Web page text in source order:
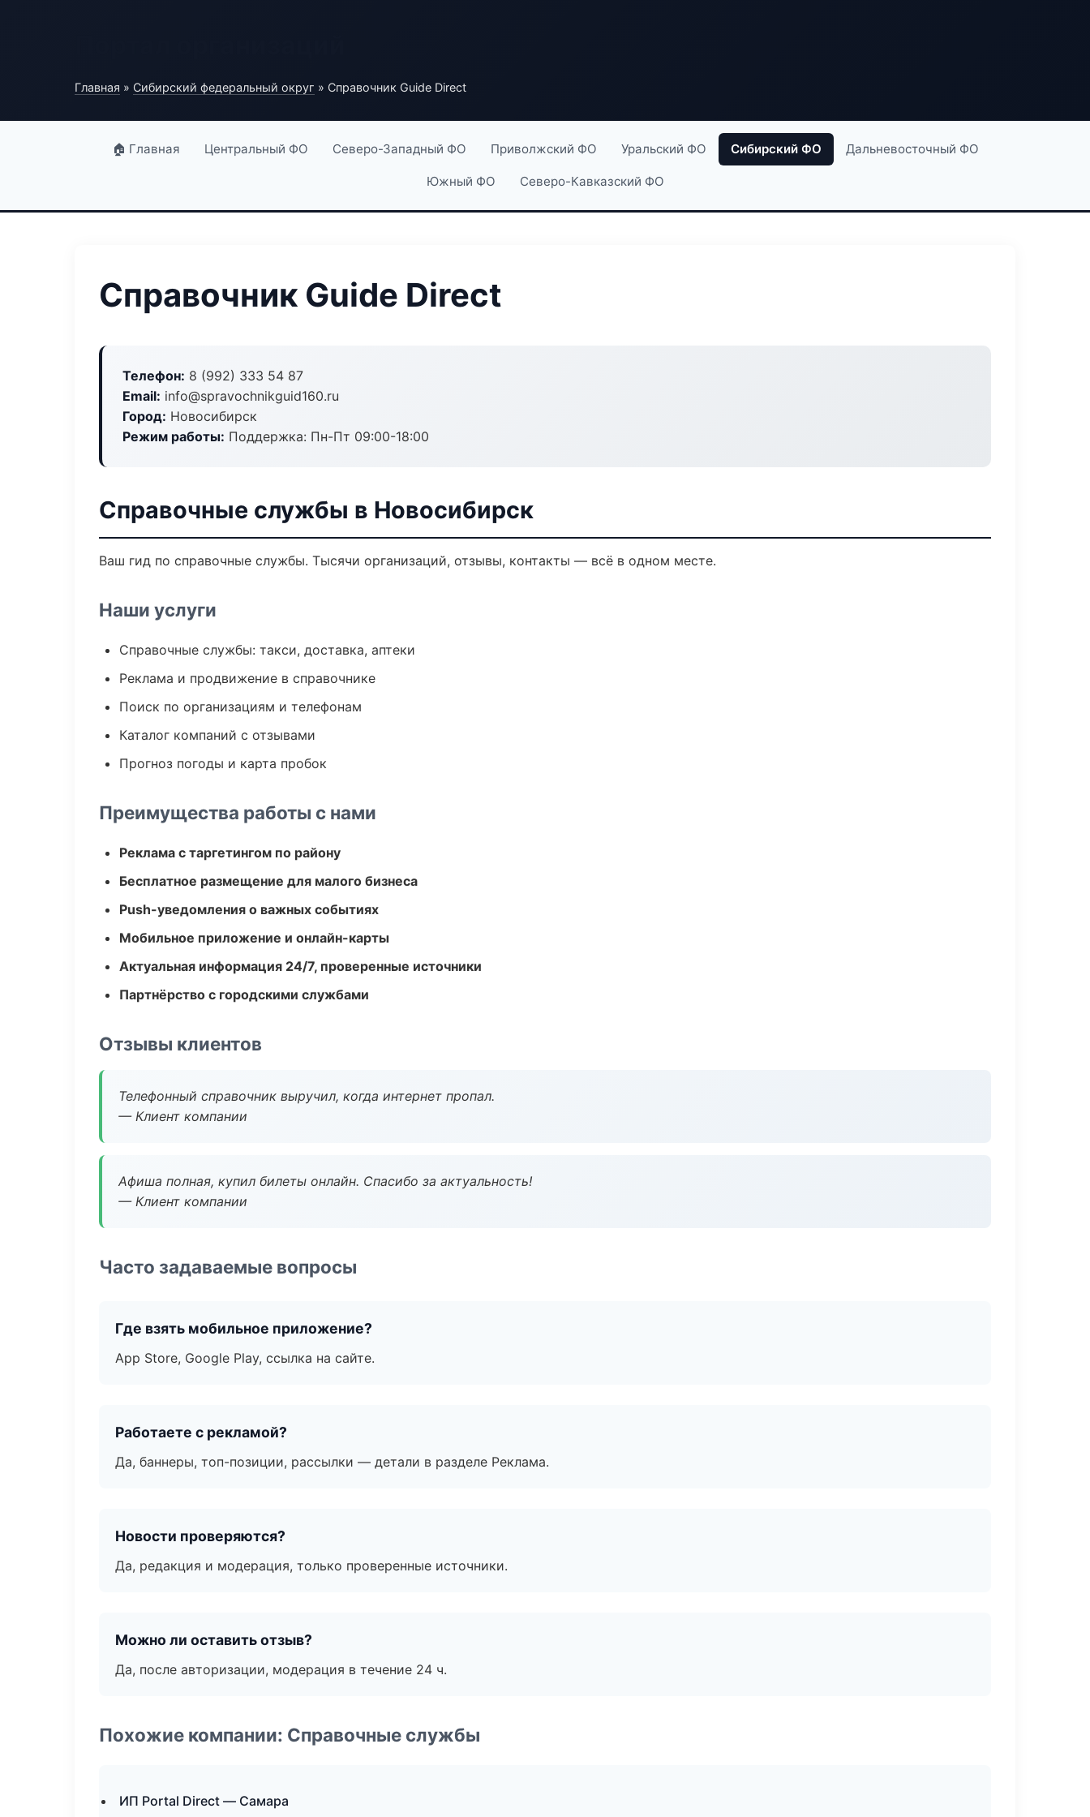
Главная » Сибирский федеральный округ » Справочник Guide Direct
🏠 Главная Центральный ФО Северо-Западный ФО Приволжский ФО Уральский ФО Сибирский ФО Дальневосточный ФО
Южный ФО Северо-Кавказский ФО
Справочник Guide Direct
Телефон: 8 (992) 333 54 87
Email: info@spravochnikguid160.ru
Город: Новосибирск
Режим работы: Поддержка: Пн-Пт 09:00-18:00
Справочные службы в Новосибирск
Ваш гид по справочные службы. Тысячи организаций, отзывы, контакты — всё в одном месте.
Наши услуги
Справочные службы: такси, доставка, аптеки
Реклама и продвижение в справочнике
Поиск по организациям и телефонам
Каталог компаний с отзывами
Прогноз погоды и карта пробок
Преимущества работы с нами
Реклама с таргетингом по району
Бесплатное размещение для малого бизнеса
Push-уведомления о важных событиях
Мобильное приложение и онлайн-карты
Актуальная информация 24/7, проверенные источники
Партнёрство с городскими службами
Отзывы клиентов
Телефонный справочник выручил, когда интернет пропал.
— Клиент компании
Афиша полная, купил билеты онлайн. Спасибо за актуальность!
— Клиент компании
Часто задаваемые вопросы
Где взять мобильное приложение?
App Store, Google Play, ссылка на сайте.
Работаете с рекламой?
Да, баннеры, топ-позиции, рассылки — детали в разделе Реклама.
Новости проверяются?
Да, редакция и модерация, только проверенные источники.
Можно ли оставить отзыв?
Да, после авторизации, модерация в течение 24 ч.
Похожие компании: Справочные службы
ИП Portal Direct — Самара